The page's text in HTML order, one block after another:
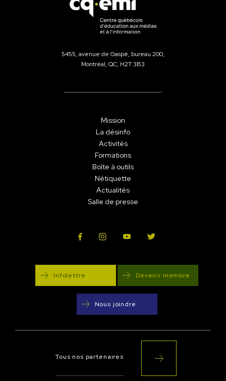
5455, avenue de Gaspé, bureau 200,
Montréal, QC, H2T 3B3
Mission
La désinfo
Activités
Formations
Boîte à outils
Nétiquette
Actualités
Salle de presse
Infolettre Devenir membre
Nous joindre
Tous nos partenaires